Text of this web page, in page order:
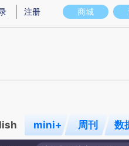
实意图存在偏差。不代表财新观点和
商城
注册
mini+ 周刊 数